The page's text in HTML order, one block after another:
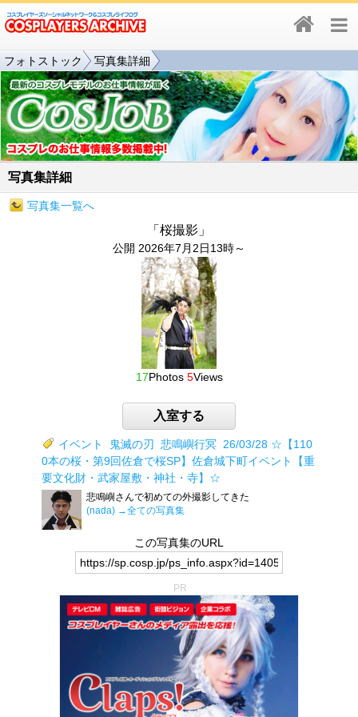
フォトストック 写真集詳細
写真集詳細
写真集一覧へ
「桜撮影」
公開 2026年7月2日13時～
17Photos 5Views
入室する
イベント 鬼滅の刃 悲鳴嶼行冥 26/03/28 ☆【110
0本の桜・第9回佐倉で桜SP】佐倉城下町イベント【重
要文化財・武家屋敷・神社・寺】☆
悲鳴嶼さんで初めての外撮影してきた
(nada) →全ての写真集
この写真集のURL
PR